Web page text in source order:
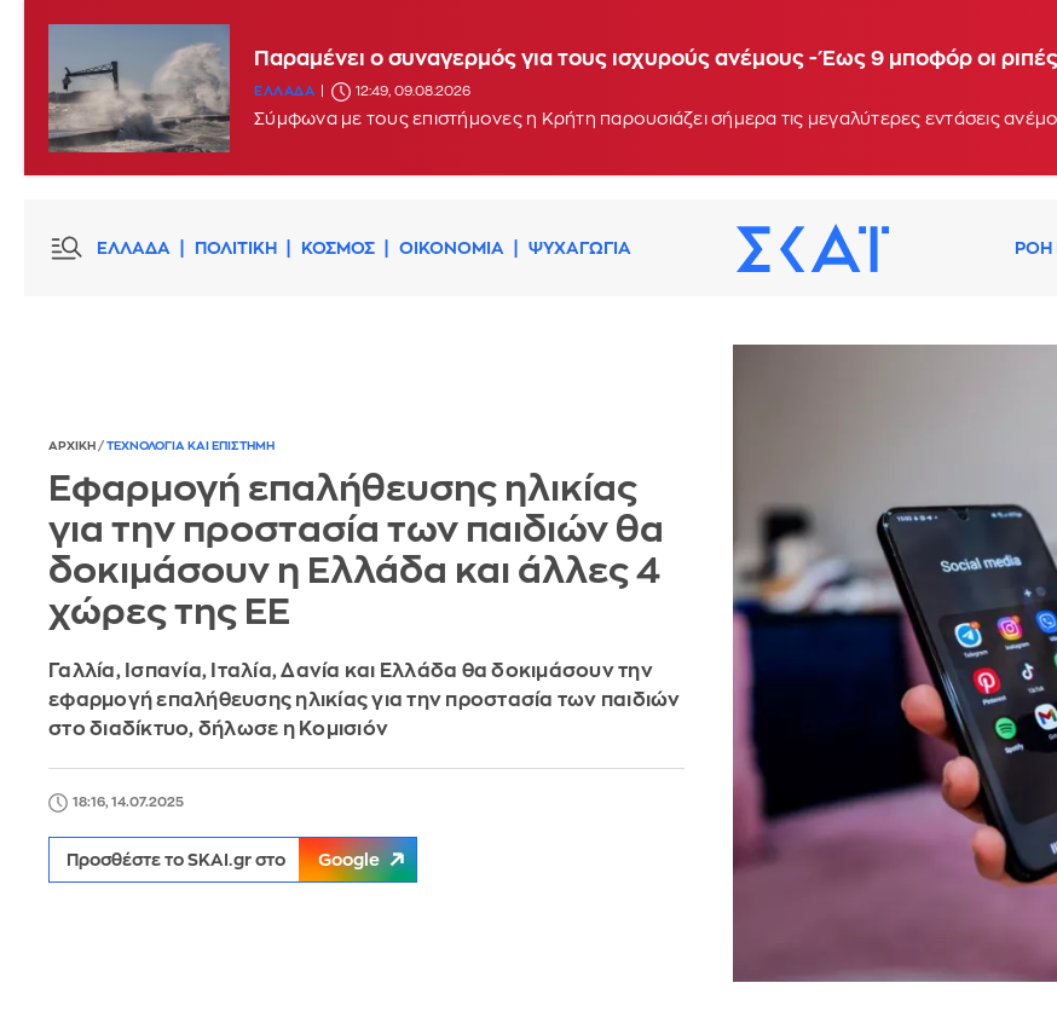
Παραμένει ο συναγερμός για τους ισχυρούς ανέμους - Έως 9 μποφόρ οι
ΕΛΛΑΔΑ 12:49, 09.08.2026
Σύμφωνα με τους επιστήμονες η Κρήτη παρουσιάζει σήμερα τις μεγαλύτερες εντάσεις
ΕΛΛΑΔΑ ΠΟΛΙΤΙΚΗ ΚΟΣΜΟΣ ΟΙΚΟΝΟΜΙΑ ΨΥΧΑΓΩΓΙΑ ΡΟΗ
ΑΡΧΙΚΗ / ΤΕΧΝΟΛΟΓΙΑ ΚΑΙ ΕΠΙΣΤΗΜΗ
Εφαρμογή επαλήθευσης ηλικίας
για την προστασία των παιδιών θα
δοκιμάσουν η Ελλάδα και άλλες 4
χώρες της ΕΕ
Γαλλία, Ισπανία, Ιταλία, Δανία και Ελλάδα θα δοκιμάσουν την
εφαρμογή επαλήθευσης ηλικίας για την προστασία των παιδιών
στο διαδίκτυο, δήλωσε η Κομισιόν
18:16, 14.07.2025
Προσθέστε το SKAI.gr στο Google